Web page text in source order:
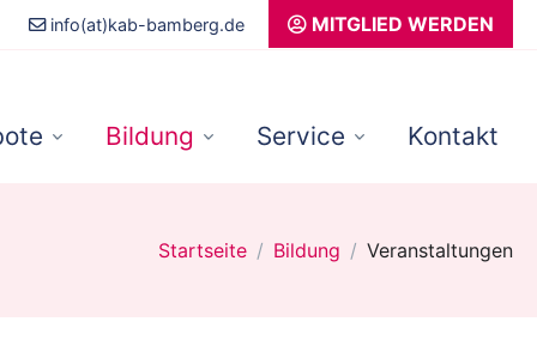
info(at)kab-bamberg.de MITGLIED WERDEN
Bildung Service Kontakt
Startseite Bildung Veranstaltungen